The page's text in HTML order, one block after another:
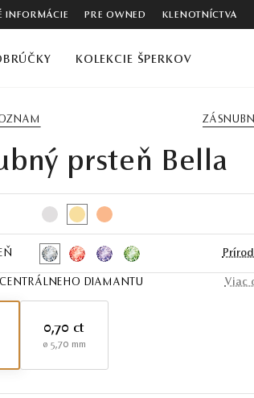
INFORMÁCIE PRE OWNED KLENOTNÍCTVA
KOLEKCIE ŠPERKOV
prsteň Bella
DIAMANTU Viac
0,70 ct
ø 5,70 mm